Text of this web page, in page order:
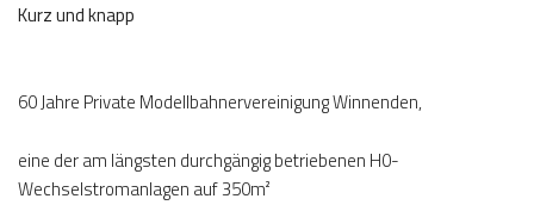
Kurz und knapp
60 Jahre Private Modellbahnervereinigung Winnenden,
eine der am längsten durchgängig betriebenen H0-
Wechselstromanlagen auf 350m²